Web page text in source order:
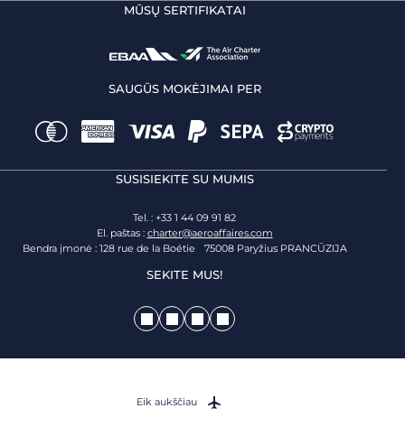
MŪSŲ SERTIFIKATAI
SAUGŪS MOKĖJIMAI PER
SUSISIEKITE SU MUMIS
Tel. : +33 1 44 09 91 82
El. paštas : charter@aeroaffaires.com
Bendra įmonė : 128 rue de la Boétie 75008 Paryžius PRANCŪZIJA
SEKITE MUS!
Eik aukščiau